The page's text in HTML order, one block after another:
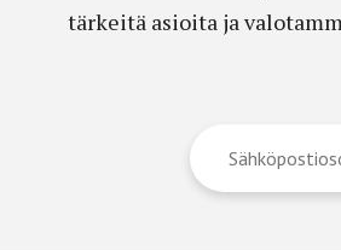
tärkeitä asioita ja